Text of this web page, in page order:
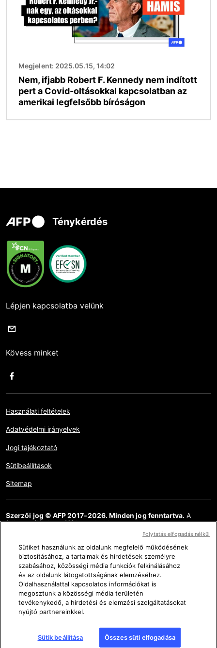
Megjelent: 2025.05.15, 14:02
Nem, ifjabb Robert F. Kennedy nem indított
pert a Covid-oltásokkal kapcsolatban az
amerikai legfelsőbb bíróságon
Ténykérdés
Lépjen kapcsolatba velünk
Kövess minket
Használati feltételek
Adatvédelmi irányelvek
Jogi tájékoztató
Sütibeállítások
Sitemap
Szerzői jog © AFP 2017–2026. Minden jog fenntartva. A
felhasználók hozzáférhetnek ehhez a webhelyhez,
megtekinthetik azt, és használhatják az elérhető megosztási
funkciókat is, de kizárólag csak személyes, magán és nem
kereskedelmi célokra. Bármely egyéb felhasználás, különösen a
weboldal tartalmának bármilyen sokszorosítása, közlése vagy
terjesztése, részlegesen vagy teljesen, bármilyen más célra és /
vagy bármilyen más eszközzel, az AFP-vel megkötött külön
licencszerződés nélkül szigorúan tilos. Az AFP Ténykérdés
linkjein keresztül ábrázolt vagy mellékelt anyagot olyan
mértékben közöljük, amely az érintett információk
ellenőrzésének helyes megértéséhez szükséges. Az AFP nem
szerzett semmilyen jogot a harmadik fél tartalmának szerzőitől
vagy szerzői jogainak tulajdonosaitól, és ezzel kapcsolatban
Sütiket használunk az oldalunk megfelelő működésének
biztosításához, a tartalmak és hirdetések személyre
szabásához, közösségi média funkciók felkínálásához
és az oldalunk látogatottságának elemzéséhez.
Oldalhasználattal kapcsolatos információkat is
megosztunk a közösségi média területén
tevékenykedő, a hirdetési és elemzési szolgáltatásokat
nyújtó partnereinkkel.
Sütik beállítása Összes süti elfogadása
Folytatás elfogadás nélkül